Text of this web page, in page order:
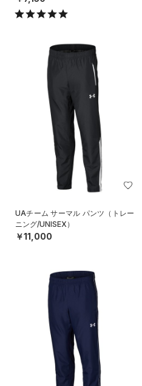
UAチーム サーマル パンツ（トレー
ニング/UNISEX）
￥11,000